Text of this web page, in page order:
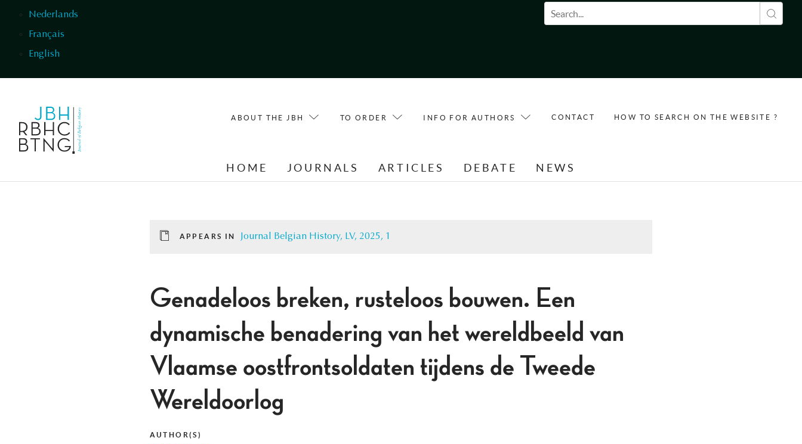
Nederlands
Français
English
Search form
ABOUT THE JBH TO ORDER INFO FOR AUTHORS CONTACT HOW TO SEARCH ON THE WEBSITE ?
HOME JOURNALS ARTICLES DEBATE NEWS
APPEARS IN Journal Belgian History, LV, 2025, 1
Genadeloos breken, rusteloos bouwen. Een
dynamische benadering van het wereldbeeld van
Vlaamse oostfrontsoldaten tijdens de Tweede
Wereldoorlog
AUTHOR(S)